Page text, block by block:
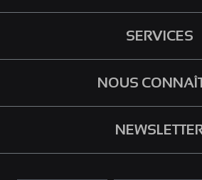
SERVICES
NOUS